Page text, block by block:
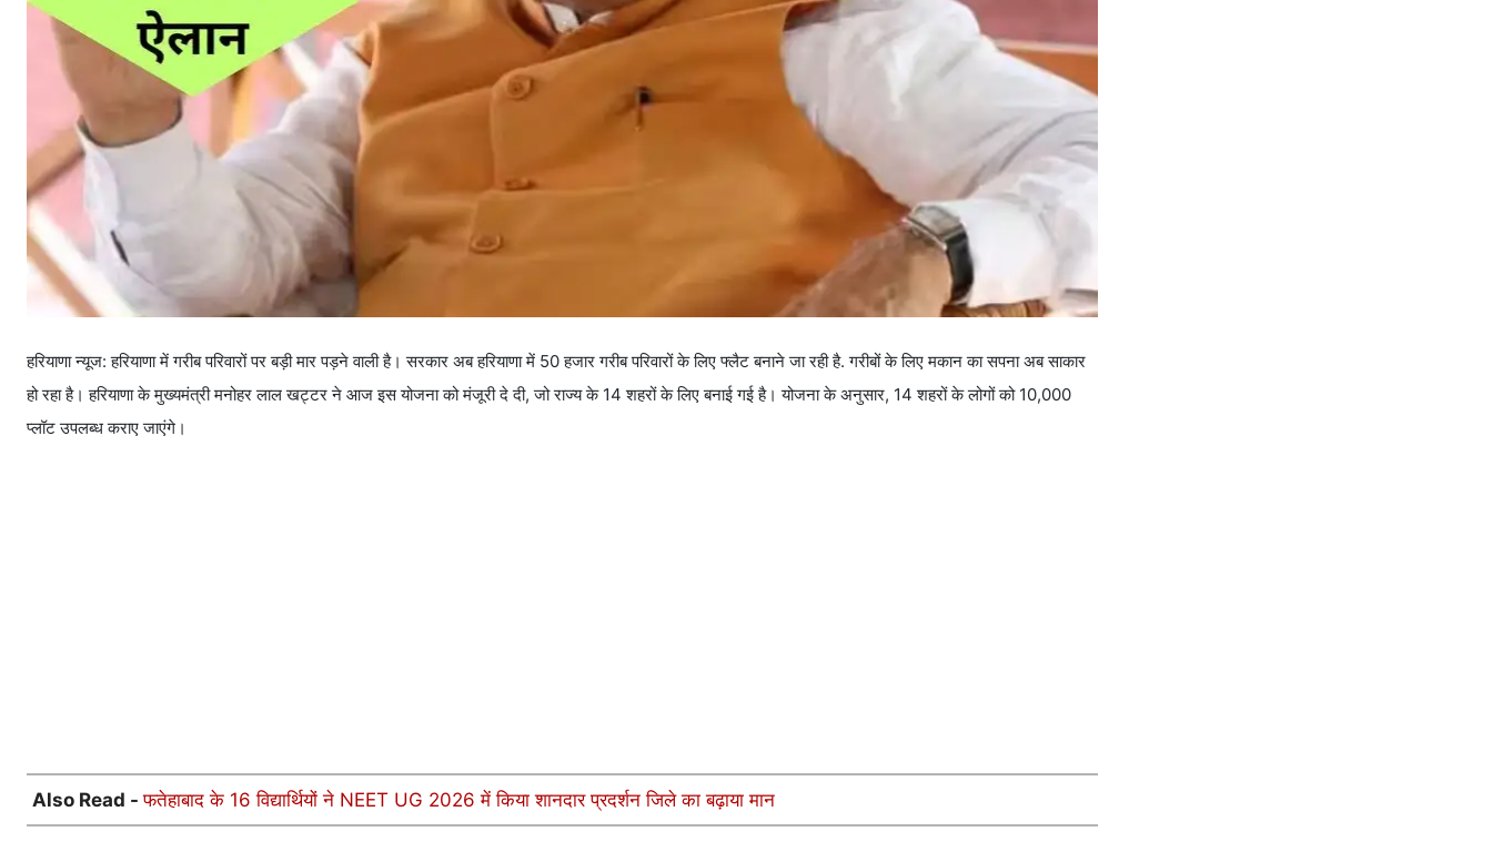
हरियाणा न्यूज: हरियाणा में गरीब परिवारों पर बड़ी मार पड़ने वाली है। सरकार अब हरियाणा में 50 हजार गरीब परिवारों के लिए फ्लैट बनाने जा रही है. गरीबों के लिए मकान का सपना अब साकार
हो रहा है। हरियाणा के मुख्यमंत्री मनोहर लाल खट्टर ने आज इस योजना को मंजूरी दे दी, जो राज्य के 14 शहरों के लिए बनाई गई है। योजना के अनुसार, 14 शहरों के लोगों को 10,000
प्लॉट उपलब्ध कराए जाएंगे।
Also Read -फतेहाबाद के 16 विद्यार्थियों ने NEET UG 2026 में किया शानदार प्रदर्शन जिले का बढ़ाया मान